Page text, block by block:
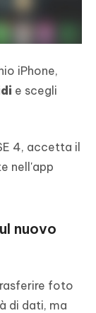
iPhone,
e scegli
4, accetta il
nell'app
nuovo
foto
di dati, ma